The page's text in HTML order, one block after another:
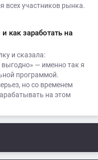
всех участников рынка.
как заработать на
и сказала:
выгодно» — именно так я
программой.
но со временем
на этом